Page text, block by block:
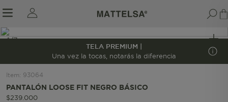
submenu
1/7
TELA PREMIUM |
Una vez la tocas, notarás la diferencia
Item: 93064
PANTALÓN LOOSE FIT NEGRO BÁSICO
$239 000